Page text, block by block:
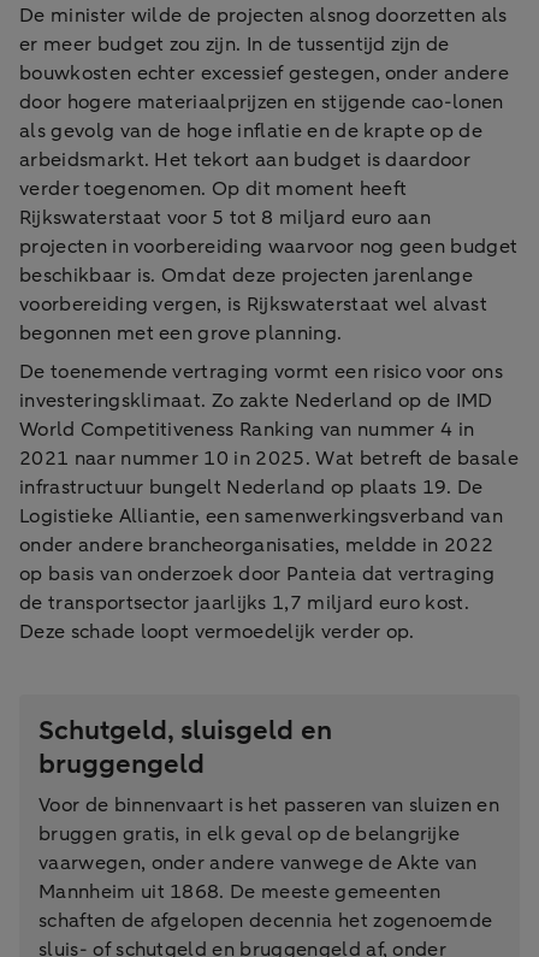
De minister wilde de projecten alsnog doorzetten als
er meer budget zou zijn. In de tussentijd zijn de
bouwkosten echter excessief gestegen, onder andere
door hogere materiaalprijzen en stijgende cao-lonen
als gevolg van de hoge inflatie en de krapte op de
arbeidsmarkt. Het tekort aan budget is daardoor
verder toegenomen. Op dit moment heeft
Rijkswaterstaat voor 5 tot 8 miljard euro aan
projecten in voorbereiding waarvoor nog geen budget
beschikbaar is. Omdat deze projecten jarenlange
voorbereiding vergen, is Rijkswaterstaat wel alvast
begonnen met een grove planning.
De toenemende vertraging vormt een risico voor ons
investeringsklimaat. Zo zakte Nederland op de IMD
World Competitiveness Ranking van nummer 4 in
2021 naar nummer 10 in 2025. Wat betreft de basale
infrastructuur bungelt Nederland op plaats 19. De
Logistieke Alliantie, een samenwerkingsverband van
onder andere brancheorganisaties, meldde in 2022
op basis van onderzoek door Panteia dat vertraging
de transportsector jaarlijks 1,7 miljard euro kost.
Deze schade loopt vermoedelijk verder op.
Schutgeld, sluisgeld en
bruggengeld
Voor de binnenvaart is het passeren van sluizen en
bruggen gratis, in elk geval op de belangrijke
vaarwegen, onder andere vanwege de Akte van
Mannheim uit 1868. De meeste gemeenten
schaften de afgelopen decennia het zogenoemde
sluis- of schutgeld en bruggengeld af, onder